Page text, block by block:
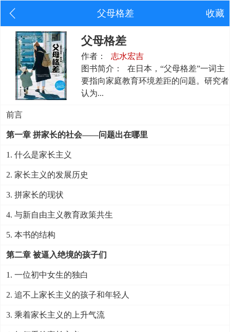
父母格差 收藏
父母格差
作者：
志水宏吉
图书简介：
在日本，“父母格差”一词主
要指向家庭教育环境差距的问题。研究者
认为...
前言
第一章 拼家长的社会——问题出在哪里
1. 什么是家长主义
2. 家长主义的发展历史
3. 拼家长的现状
4. 与新自由主义教育政策共生
5. 本书的结构
第二章 被逼入绝境的孩子们
1. 一位初中女生的独白
2. 追不上家长主义的孩子和年轻人
3. 乘着家长主义的上升气流